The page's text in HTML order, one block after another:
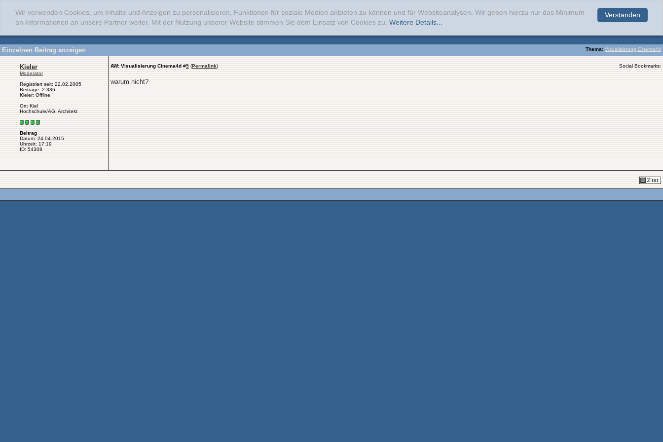
Verstanden
Wir verwenden Cookies, um Inhalte und Anzeigen zu personalisieren, Funktionen für soziale Medien anbieten zu können und für Websiteanalysen. Wir geben hierzu nur das Minimum
an Informationen an unsere Partner weiter. Mit der Nutzung unserer Website stimmen Sie dem Einsatz von Cookies zu. Weitere Details...
Thema: Visualisierung Cinema4d
Einzelnen Beitrag anzeigen
Kieler
Moderator
Registriert seit: 22.02.2005
Beiträge: 2.336
Kieler: Offline
Ort: Kiel
Hochschule/AG: Architekt
Beitrag
Datum: 24.04.2015
Uhrzeit: 17:19
ID: 54308
AW: Visualisierung Cinema4d #5 (Permalink) Social Bookmarks:
warum nicht?